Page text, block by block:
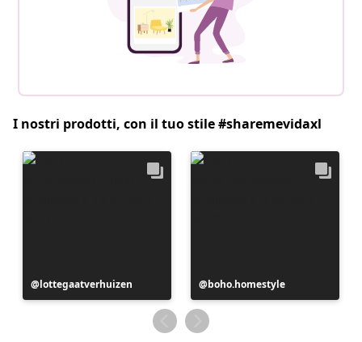
I nostri prodotti, con il tuo stile #sharemevidaxl
Post
pubblicato
lottegaatverhuizen
Post
pubblicato
da
boho.homestyle